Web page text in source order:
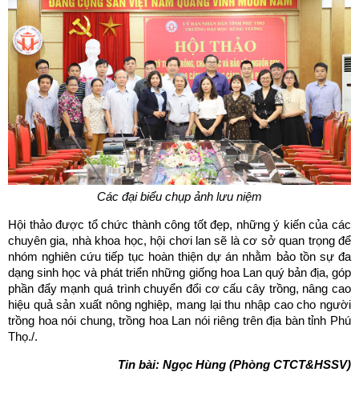
Các đại biểu chụp ảnh lưu niệm
Hội thảo được tổ chức thành công tốt đẹp, những ý kiến của các
chuyên gia, nhà khoa học, hội chơi lan sẽ là cơ sở quan trọng để
nhóm nghiên cứu tiếp tục hoàn thiện dự án nhằm bảo tồn sự đa
dạng sinh học và phát triển những giống hoa Lan quý bản địa, góp
phần đẩy mạnh quá trình chuyển đổi cơ cấu cây trồng, nâng cao
hiệu quả sản xuất nông nghiệp, mang lại thu nhập cao cho người
trồng hoa nói chung, trồng hoa Lan nói riêng trên địa bàn tỉnh Phú
Thọ./.
Tin bài: Ngọc Hùng (Phòng CTCT&HSSV)